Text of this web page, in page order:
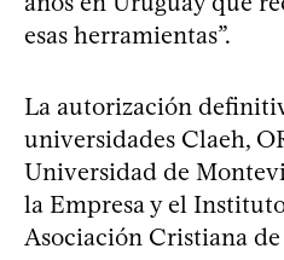
esas herramientas”.
La autorización
universidades Claeh,
Universidad de
la Empresa y el
Asociación Cristiana